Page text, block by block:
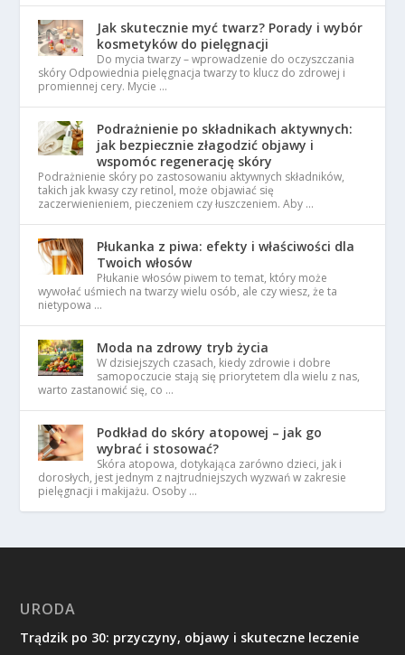
Jak skutecznie myć twarz? Porady i wybór
kosmetyków do pielęgnacji
Do mycia twarzy – wprowadzenie do oczyszczania
skóry Odpowiednia pielęgnacja twarzy to klucz do zdrowej i
promiennej cery. Mycie …
Podrażnienie po składnikach aktywnych:
jak bezpiecznie złagodzić objawy i
wspomóc regenerację skóry
Podrażnienie skóry po zastosowaniu aktywnych składników,
takich jak kwasy czy retinol, może objawiać się
zaczerwienieniem, pieczeniem czy łuszczeniem. Aby …
Płukanka z piwa: efekty i właściwości dla
Twoich włosów
Płukanie włosów piwem to temat, który może
wywołać uśmiech na twarzy wielu osób, ale czy wiesz, że ta
nietypowa …
Moda na zdrowy tryb życia
W dzisiejszych czasach, kiedy zdrowie i dobre
samopoczucie stają się priorytetem dla wielu z nas,
warto zastanowić się, co …
Podkład do skóry atopowej – jak go
wybrać i stosować?
Skóra atopowa, dotykająca zarówno dzieci, jak i
dorosłych, jest jednym z najtrudniejszych wyzwań w zakresie
pielęgnacji i makijażu. Osoby …
URODA
Trądzik po 30: przyczyny, objawy i skuteczne leczenie